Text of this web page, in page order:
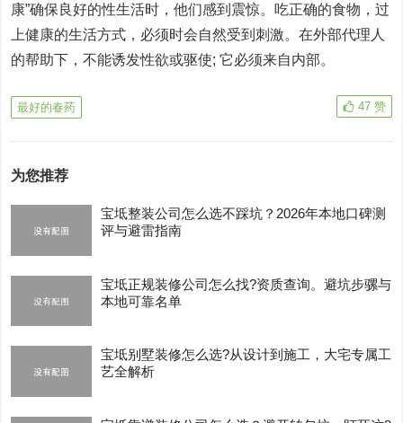
康”确保良好的性生活时，他们感到震惊。吃正确的食物，过
上健康的生活方式，必须时会自然受到刺激。在外部代理人
的帮助下，不能诱发性欲或驱使; 它必须来自内部。
最好的春药 47 赞
为您推荐
宝坻整装公司怎么选不踩坑？2026年本地口碑测
评与避雷指南
宝坻正规装修公司怎么找?资质查询。避坑步骡与
本地可靠名单
宝坻别墅装修怎么选?从设计到施工，大宅专属工
艺全解析